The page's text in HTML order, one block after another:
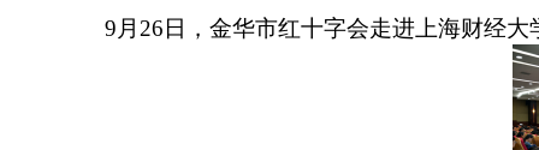
9月26日，金华市红十字会走进上海财经